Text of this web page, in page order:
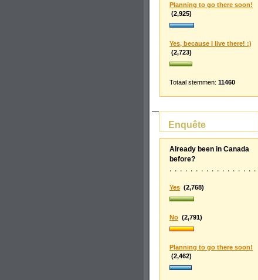
Planning to go there soon!
(2,925)
Yes, because I live there! :)
(2,723)
Totaal stemmen: 11460
Enquête
Already been in Canada
before?
Yes (2,768)
No (2,791)
Planning to go there soon!
(2,462)